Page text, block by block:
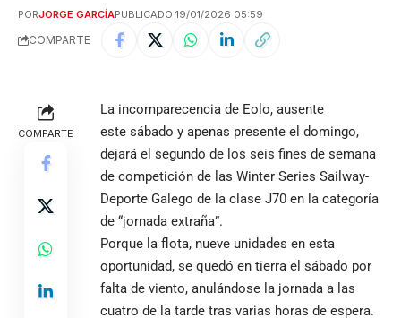
PORJORGE GARCÍAPUBLICADO 19/01/2026 05:59
COMPARTE
COMPARTE
La incomparecencia de Eolo, ausente
este sábado y apenas presente el domingo,
dejará el segundo de los seis fines de semana
de competición de las Winter Series Sailway-
Deporte Galego de la clase J70 en la categoría
de “jornada extraña”.
Porque la flota, nueve unidades en esta
oportunidad, se quedó en tierra el sábado por
falta de viento, anulándose la jornada a las
cuatro de la tarde tras varias horas de espera.